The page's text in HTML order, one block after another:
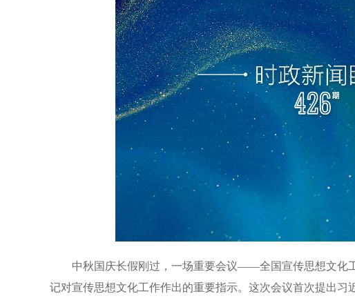
中秋国庆长假刚过，一场重要会议——全国宣传思想文化
记对宣传思想文化工作作出的重要指示。这次会议首次提出习